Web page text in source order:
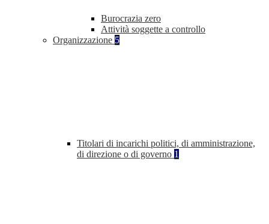
Burocrazia zero
Attività soggette a controllo
Organizzazione 5
Titolari di incarichi politici, di amministrazione,
di direzione o di governo 1